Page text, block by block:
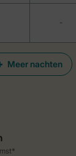
Meer nachten
-